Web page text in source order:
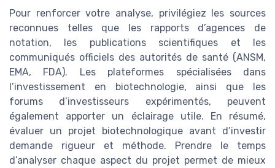
Pour renforcer votre analyse, privilégiez les sources
reconnues telles que les rapports d’agences de
notation, les publications scientifiques et les
communiqués officiels des autorités de santé (ANSM,
EMA, FDA). Les plateformes spécialisées dans
l’investissement en biotechnologie, ainsi que les
forums d’investisseurs expérimentés, peuvent
également apporter un éclairage utile. En résumé,
évaluer un projet biotechnologique avant d’investir
demande rigueur et méthode. Prendre le temps
d’analyser chaque aspect du projet permet de mieux